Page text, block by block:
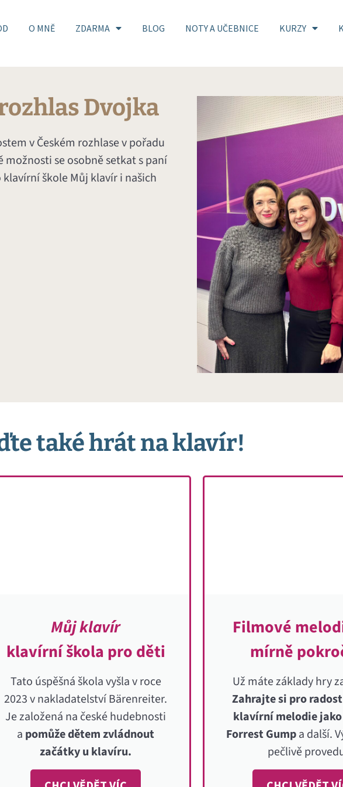
O MNĚ ZDARMA BLOG NOTY A UČEBNICE KURZY
Dvojka
v Českém rozhlase v pořadu
možnosti se osobně setkat s paní
škole Můj klavír i našich
také hrát na klavír!
Můj klavír
klavírní škola pro děti
Tato úspěšná škola vyšla v roce
2023 v nakladatelství Bärenreiter.
Je založená na české hudebnosti
a pomůže dětem zvládnout
začátky u klavíru.
Filmové
mírně
Už máte základy hry
Zahrajte si pro
klavírní melodie
Forrest Gumpa další.
pečlivě